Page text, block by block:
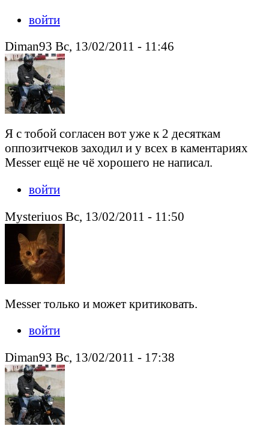
войти
Diman93 Вс, 13/02/2011 - 11:46
Я с тобой согласен вот уже к 2 десяткам
оппозитчеков заходил и у всех в каментариях
Messer ещё не чё хорошего не написал.
войти
Mysteriuos Вс, 13/02/2011 - 11:50
Messer только и может критиковать.
войти
Diman93 Вс, 13/02/2011 - 17:38